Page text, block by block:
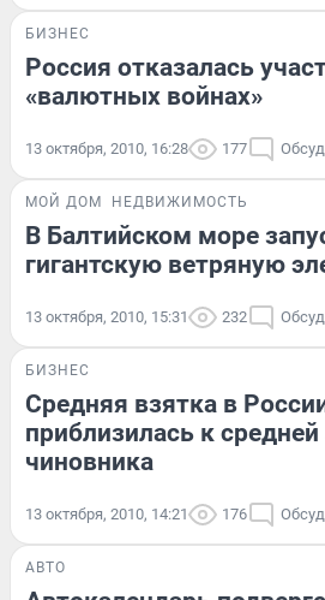
БИЗНЕС
Россия отказалась
«валютных войнах»
13 октября, 2010, 16:28 177
МОЙ ДОМ НЕДВИЖИМОСТЬ
В Балтийском море
гигантскую ветряную
13 октября, 2010, 15:31 232
БИЗНЕС
Средняя взятка в
приблизилась к средней
чиновника
13 октября, 2010, 14:21 176
АВТО